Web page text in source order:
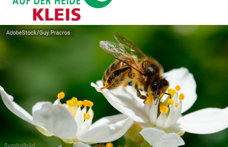
AdobeStock/Guy Pracros